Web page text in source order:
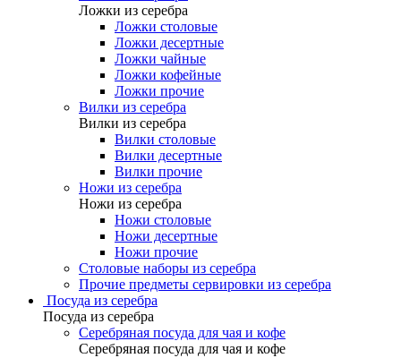
Ложки из серебра
Ложки столовые
Ложки десертные
Ложки чайные
Ложки кофейные
Ложки прочие
Вилки из серебра
Вилки из серебра
Вилки столовые
Вилки десертные
Вилки прочие
Ножи из серебра
Ножи из серебра
Ножи столовые
Ножи десертные
Ножи прочие
Столовые наборы из серебра
Прочие предметы сервировки из серебра
Посуда из серебра
Посуда из серебра
Серебряная посуда для чая и кофе
Серебряная посуда для чая и кофе